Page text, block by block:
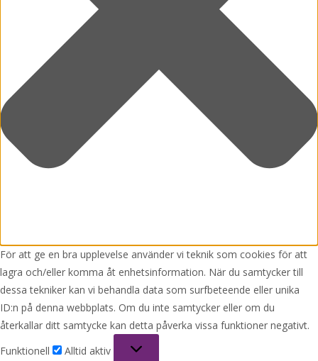
För att ge en bra upplevelse använder vi teknik som cookies för att
lagra och/eller komma åt enhetsinformation. När du samtycker till
dessa tekniker kan vi behandla data som surfbeteende eller unika
ID:n på denna webbplats. Om du inte samtycker eller om du
återkallar ditt samtycke kan detta påverka vissa funktioner negativt.
Funktionell
Alltid aktiv